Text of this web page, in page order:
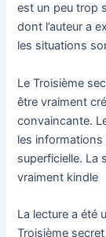
est un peu trop
dont l’auteur a
les situations
Le Troisième
être vraiment
convaincante.
les
superficielle. La
vraiment kindle
La lecture a été
Troisième